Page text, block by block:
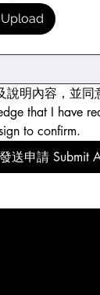
說明內容，並同
that I have
to confirm.
發送申請 Submit